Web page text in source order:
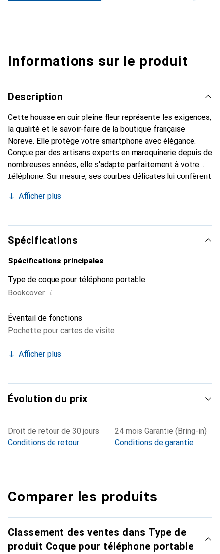
Informations sur le produit
Description
Cette housse en cuir pleine fleur représente les exigences,
la qualité et le savoir-faire de la boutique française
Noreve. Elle protège votre smartphone avec élégance.
Conçue par des artisans experts en maroquinerie depuis de
nombreuses années, elle s'adapte parfaitement à votre
téléphone. Sur mesure, ses courbes délicates lui confèrent
chic et essentiel de votre smartphone. Reconnaître
marque Noreve est un choix sûr pour une clientèle
exigeante.
Afficher plus
Spécifications
Spécifications principales
Type de coque pour téléphone portable
Bookcover i
Éventail de fonctions
Pochette pour cartes de visite
Afficher plus
Évolution du prix
Droit de retour de 30 jours
Conditions de retour
24 mois Garantie (Bring-in)
Conditions de garantie
Comparer les produits
Classement des ventes dans Type de
produit Coque pour téléphone portable